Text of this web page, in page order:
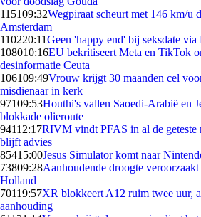
115109:32Wegpiraat scheurt met 146 km/u
Amsterdam
110220:11Geen 'happy end' bij seksdate
108010:16EU bekritiseert Meta en TikTok
desinformatie Ceuta
106109:49Vrouw krijgt 30 maanden cel
misdienaar in kerk
97109:53Houthi's vallen Saoedi-Arabië en
blokkade olieroute
94112:17RIVM vindt PFAS in al de geteste
blijft advies
85415:00Jesus Simulator komt naar
73809:28Aanhoudende droogte
Holland
70119:57XR blokkeert A12 ruim twee uur,
aanhouding